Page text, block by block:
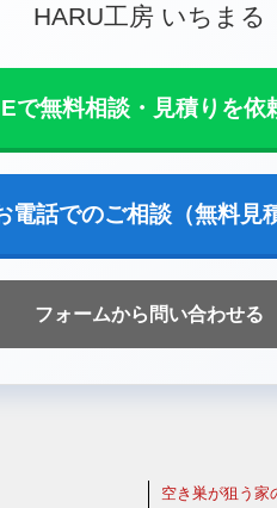
HARU工房 いちまる
で無料相談・見積りを依
電話でのご相談（無料見
フォームから問い合わせる
空き巣が狙う家